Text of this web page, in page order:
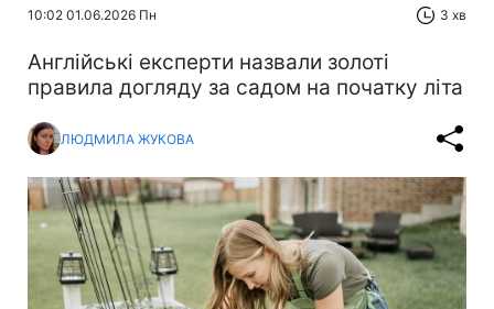
10:02 01.06.2026 Пн 3 хв
Англійські експерти назвали золоті
правила догляду за садом на початку літа
ЛЮДМИЛА ЖУКОВА